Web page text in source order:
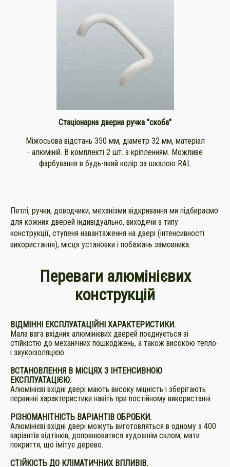
Стаціонарна дверна ручка "скоба"
Міжосьова відстань 350 мм, діаметр 32 мм, матеріал
- алюміній. В комплекті 2 шт. з кріпленням. Можливе
фарбування в будь-який колір за шкалою RAL
Петлі, ручки, доводчики, механізми відкривання ми підбираємо
для кожних дверей індивідуально, виходячи з типу
конструкції, ступеня навантаження на двері (інтенсивності
використання), місця установки і побажань замовника.
Переваги алюмінієвих
конструкцій
ВІДМІННІ ЕКСПЛУАТАЦІЙНІ ХАРАКТЕРИСТИКИ.
Мала вага вхідних алюмінієвих дверей поєднується зі
стійкістю до механічних пошкоджень, а також високою тепло-
і звукоізоляцією.
ВСТАНОВЛЕННЯ В МІСЦЯХ З ІНТЕНСИВНОЮ
ЕКСПЛУАТАЦІЄЮ.
Алюмінієві вхідні двері мають високу міцність і зберігають
первинні характеристики навіть при постійному використанні.
РІЗНОМАНІТНІСТЬ ВАРІАНТІВ ОБРОБКИ.
Алюмінієві вхідні двері можуть виготовляться в одному з 400
варіантів відтінків, доповнюватися художнім склом, мати
покриття, що імітує дерево.
СТІЙКІСТЬ ДО КЛІМАТИЧНИХ ВПЛИВІВ.